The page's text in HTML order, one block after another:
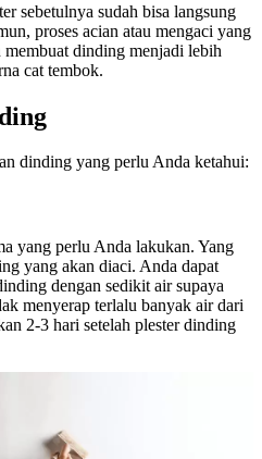
sebetulnya sudah bisa langsung
proses acian atau mengaci yang
dinding menjadi lebih
cat tembok.
dinding yang perlu Anda ketahui:
yang perlu Anda lakukan. Yang
yang akan diaci. Anda dapat
dengan sedikit air supaya
menyerap terlalu banyak air dari
2-3 hari setelah plester dinding